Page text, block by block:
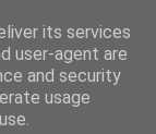
its services
user-agent are
and security
usage